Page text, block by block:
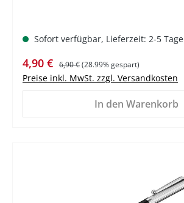
Sofort verfügbar, Lieferzeit: 2-5 Tage
Verkaufspreis:
4,90 € Regulärer Preis:
6,90 €(28.99% gespart)
Preise inkl. MwSt. zzgl. Versandkosten
In den Warenkorb